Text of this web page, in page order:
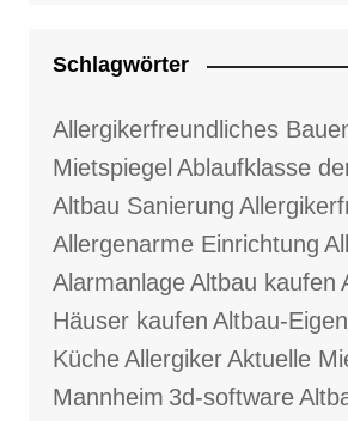
Schlagwörter
Allergikerfreundliches
Mietspiegel Ablaufklasse
Altbau Sanierung
Allergenarme Einrichtung
AlarmanlageAltbau kaufen
Häuser kaufen Altbau-
KücheAllergikerAktuelle
Mannheim 3d-software